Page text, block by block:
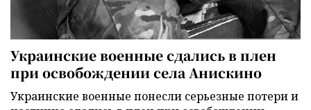
Украинские военные сдались в плен
при освобождении села Анискино
Украинские военные понесли серьезные потери и